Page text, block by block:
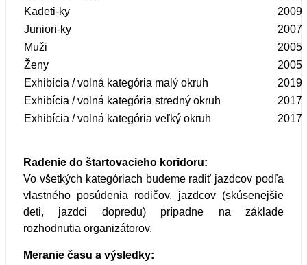
Kadeti-ky
2009
Juniori-ky
2007
Muži
2005
Ženy
2005
Exhibícia / volná kategória malý okruh
2019
Exhibícia / volná kategória stredný okruh
2017
Exhibícia / volná kategória veľký okruh
2017
Radenie do štartovacieho koridoru:
Vo všetkých kategóriach budeme radiť jazdcov podľa
vlastného posúdenia rodičov, jazdcov (skúsenejšie
deti, jazdci dopredu) prípadne na základe
rozhodnutia organizátorov.
Meranie času a výsledky: